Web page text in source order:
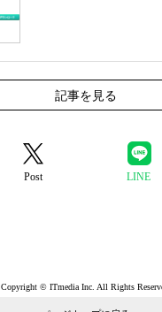
記事を見る
Post LINE
Copyright © ITmedia Inc. All Rights